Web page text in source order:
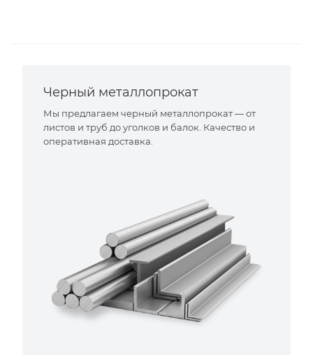
Черный металлопрокат
Мы предлагаем черный металлопрокат — от
листов и труб до уголков и балок. Качество и
оперативная доставка.